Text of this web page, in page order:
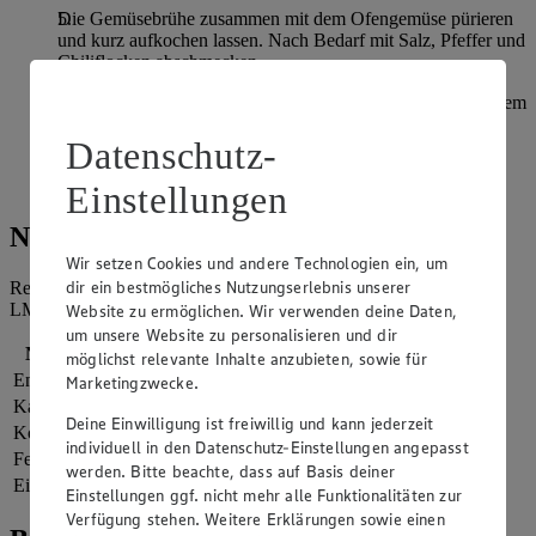
Die Gemüsebrühe zusammen mit dem Ofengemüse pürieren
und kurz aufkochen lassen. Nach Bedarf mit Salz, Pfeffer und
Chiliflocken abschmecken.
Die Petersilie grob hacken. Die Suppe in Schalen mit je einem
Kürbis lässt sich dank seines dezenten, nussigen Aromas
wunderbar auch mit anderen Fruchtsorten kombinieren.
Nährwerte
Referenzmenge für einen durchschnittlichen Erwachsenen laut
LMIV (8.400 kJ/2.000 kcal).
Nährwerte
pro Portion
Energie
4.301 kj (51 %)
Kalorien
Kohlenhydrate 36 g
Fett
89 g
Eiweiß
Datenschutz-
Einstellungen
Wir setzen Cookies und andere Technologien ein, um
dir ein bestmögliches Nutzungserlebnis unserer
Website zu ermöglichen. Wir verwenden deine Daten,
um unsere Website zu personalisieren und dir
möglichst relevante Inhalte anzubieten, sowie für
Marketingzwecke.
Deine Einwilligung ist freiwillig und kann jederzeit
individuell in den Datenschutz-Einstellungen angepasst
werden. Bitte beachte, dass auf Basis deiner
Einstellungen ggf. nicht mehr alle Funktionalitäten zur
Verfügung stehen. Weitere Erklärungen sowie einen